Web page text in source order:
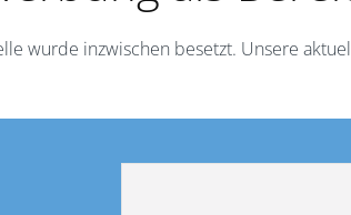
wurde inzwischen besetzt. Unsere